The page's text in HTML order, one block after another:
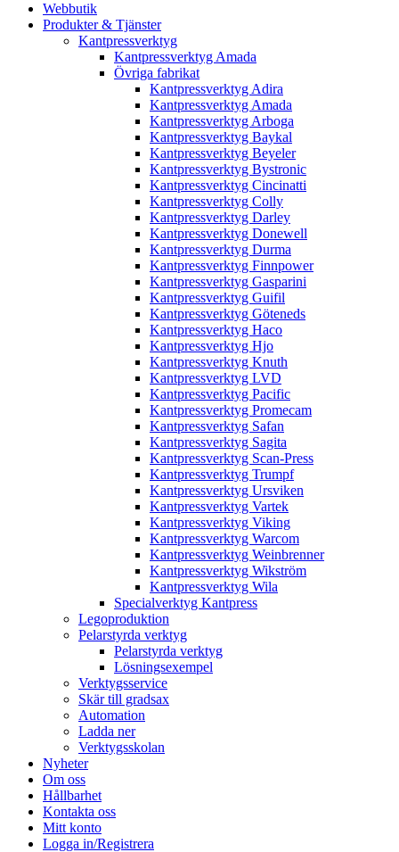
Webbutik
Produkter & Tjänster
Kantpressverktyg
Kantpressverktyg Amada
Övriga fabrikat
Kantpressverktyg Adira
Kantpressverktyg Amada
Kantpressverktyg Arboga
Kantpressverktyg Baykal
Kantpressverktyg Beyeler
Kantpressverktyg Bystronic
Kantpressverktyg Cincinatti
Kantpressverktyg Colly
Kantpressverktyg Darley
Kantpressverktyg Donewell
Kantpressverktyg Durma
Kantpressverktyg Finnpower
Kantpressverktyg Gasparini
Kantpressverktyg Guifil
Kantpressverktyg Göteneds
Kantpressverktyg Haco
Kantpressverktyg Hjo
Kantpressverktyg Knuth
Kantpressverktyg LVD
Kantpressverktyg Pacific
Kantpressverktyg Promecam
Kantpressverktyg Safan
Kantpressverktyg Sagita
Kantpressverktyg Scan-Press
Kantpressverktyg Trumpf
Kantpressverktyg Ursviken
Kantpressverktyg Vartek
Kantpressverktyg Viking
Kantpressverktyg Warcom
Kantpressverktyg Weinbrenner
Kantpressverktyg Wikström
Kantpressverktyg Wila
Specialverktyg Kantpress
Legoproduktion
Pelarstyrda verktyg
Pelarstyrda verktyg
Lösningsexempel
Verktygsservice
Skär till gradsax
Automation
Ladda ner
Verktygsskolan
Nyheter
Om oss
Hållbarhet
Kontakta oss
Mitt konto
Logga in/Registrera